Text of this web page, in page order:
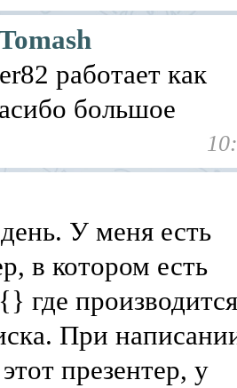
работает как
большое
У меня есть
в котором есть
где производится
При
презентер, у